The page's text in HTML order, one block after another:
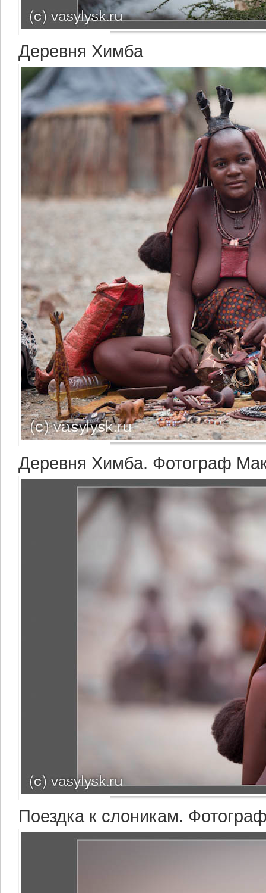
Деревня Химба
Деревня Химба. Фотограф
Поездка к слоникам.